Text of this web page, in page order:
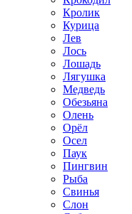
Кролик
Курица
Лев
Лось
Лошадь
Лягушка
Медведь
Обезьяна
Олень
Орёл
Осел
Паук
Пингвин
Рыба
Свинья
Слон